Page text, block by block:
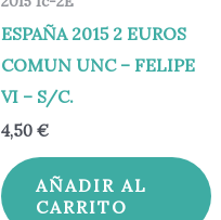
ESPAÑA 2015 2 EUROS
COMUN UNC – FELIPE
VI – S/C.
4,50 €
AÑADIR AL
CARRITO